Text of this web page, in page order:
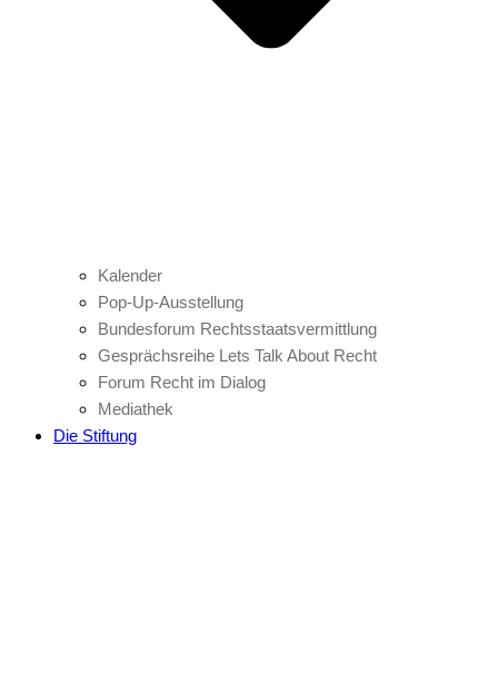
Kalender
Pop-Up-Ausstellung
Bundesforum Rechtsstaatsvermittlung
Gesprächsreihe Lets Talk About Recht
Forum Recht im Dialog
Mediathek
Die Stiftung